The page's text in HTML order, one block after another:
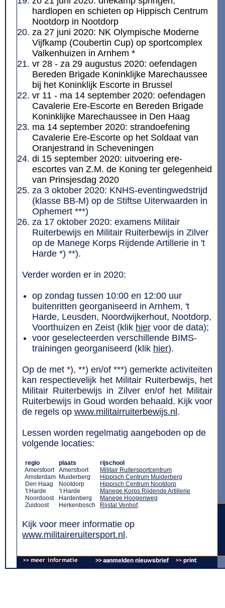
hardlopen en schieten op Hippisch Centrum
Nootdorp in Nootdorp
za 27 juni 2020: NK Olympische Moderne
Vijfkamp (Coubertin Cup) op sportcomplex
Valkenhuizen in Arnhem *
vr 28 - za 29 augustus 2020: oefendagen
Bereden Brigade Koninklijke Marechaussee
bij het Koninklijk Escorte in Brussel
vr 11 - ma 14 september 2020: oefendagen
Cavalerie Ere-Escorte en Bereden Brigade
Koninklijke Marechaussee in Den Haag
ma 14 september 2020: strandoefening
Cavalerie Ere-Escorte op het Soldaat van
Oranjestrand in Scheveningen
di 15 september 2020: uitvoering ere-
escortes van Z.M. de Koning ter gelegenheid
van Prinsjesdag 2020
za 3 oktober 2020: KNHS-eventingwedstrijd
(klasse BB-M) op de Stiftse Uiterwaarden in
Ophemert ***)
za 17 oktober 2020: examens Militair
Ruiterbewijs en Militair Ruiterbewijs in Zilver
op de Manege Korps Rijdende Artillerie in 't
Harde *) **).
Verder worden er in 2020:
op zondag tussen 10:00 en 12:00 uur
buitenritten georganiseerd in Arnhem, 't
Harde, Leusden, Noordwijkerhout, Nootdorp,
Voorthuizen en Zeist (klik hier voor de data);
voor geselecteerden verschillende BIMS-
trainingen georganiseerd (klik hier).
Op de met *), **) en/of ***) gemerkte activiteiten
kan respectievelijk het Militair Ruiterbewijs, het
Militair Ruiterbewijs in Zilver en/of het Militair
Ruiterbewijs in Goud worden behaald. Kijk voor
de regels op www.militairruiterbewijs.nl .
Lessen worden regelmatig aangeboden op de
volgende locaties:
regio plaats
rijschool
Amersfoort
Amersfoort
Militair Ruitersportcentrum
Amsterdam Muiderberg
Hippisch Centrum Muiderberg
Den Haag
Nootdorp
Hippisch Centrum Nootdorp
't Harde
’t Harde
Manege Korps Rijdende Artillerie
Noordoost
Hardenberg
Manege Hoogenweg
Zuidoost
Herkenbosch Rijstal Venhof.
Kijk voor meer informatie op
www.militaireruitersport.nl .